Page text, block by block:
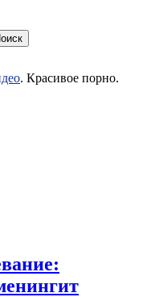
. Красивое порно.